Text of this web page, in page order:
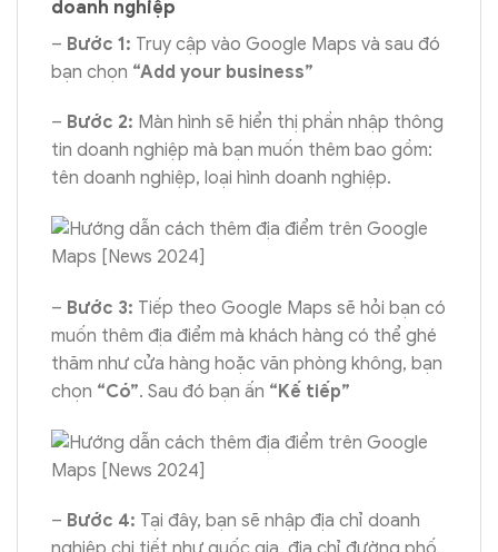
doanh nghiệp
– Bước 1: Truy cập vào Google Maps và sau đó
bạn chọn “Add your business”
– Bước 2: Màn hình sẽ hiển thị phần nhập thông
tin doanh nghiệp mà bạn muốn thêm bao gồm:
tên doanh nghiệp, loại hình doanh nghiệp.
– Bước 3: Tiếp theo Google Maps sẽ hỏi bạn có
muốn thêm địa điểm mà khách hàng có thể ghé
thăm như cửa hàng hoặc văn phòng không, bạn
chọn “Có”. Sau đó bạn ấn “Kế tiếp”
– Bước 4: Tại đây, bạn sẽ nhập địa chỉ doanh